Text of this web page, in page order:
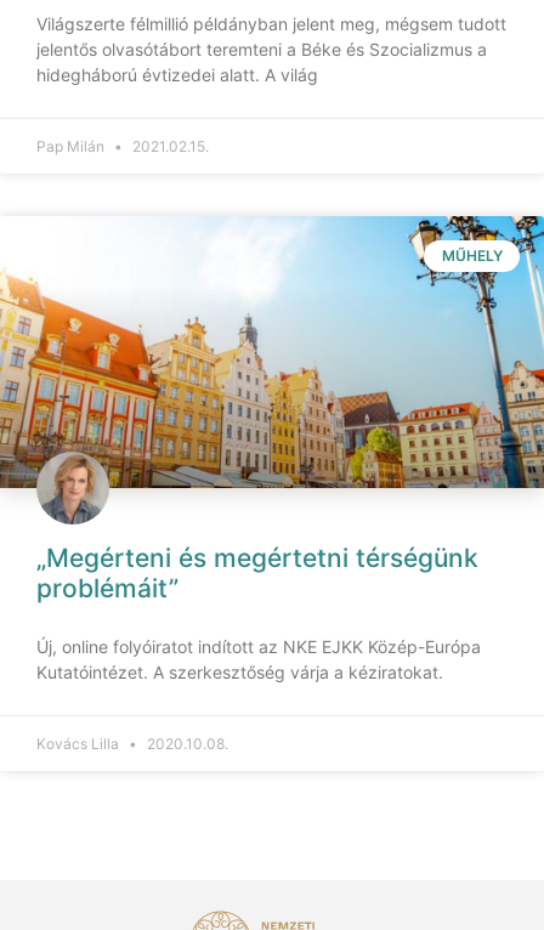
Világszerte félmillió példányban jelent meg, mégsem tudott
jelentős olvasótábort teremteni a Béke és Szocializmus a
hidegháború évtizedei alatt. A világ
Pap Milán 2021.02.15.
MŰHELY
„Megérteni és megértetni térségünk
problémáit”
Új, online folyóiratot indított az NKE EJKK Közép-Európa
Kutatóintézet. A szerkesztőség várja a kéziratokat.
Kovács Lilla 2020.10.08.